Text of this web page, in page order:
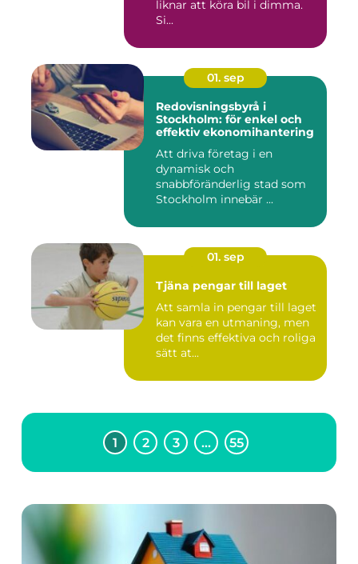
liknar att köra bil i dimma.
Si...
01. sep
Redovisningsbyrå i
Stockholm: för enkel och
effektiv ekonomihantering
Att driva företag i en
dynamisk och
snabbföränderlig stad som
Stockholm innebär ...
01. sep
Tjäna pengar till laget
Att samla in pengar till laget
kan vara en utmaning, men
det finns effektiva och roliga
sätt at...
1 2 3 … 55